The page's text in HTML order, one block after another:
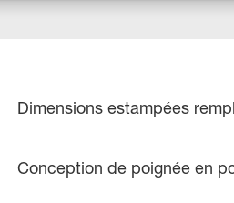
Dimensions estampées
Conception de poignée en